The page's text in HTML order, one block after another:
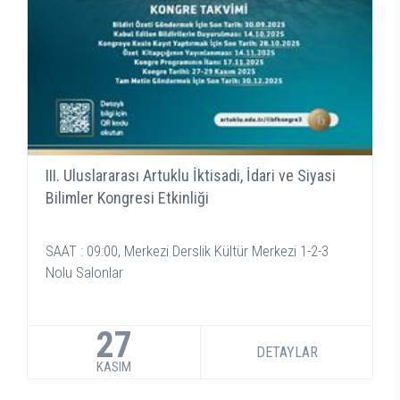
III. Uluslararası Artuklu İktisadi, İdari ve Siyasi
Bilimler Kongresi Etkinliği
SAAT : 09:00, Merkezi Derslik Kültür Merkezi 1-2-3
Nolu Salonlar
27
KASIM
DETAYLAR